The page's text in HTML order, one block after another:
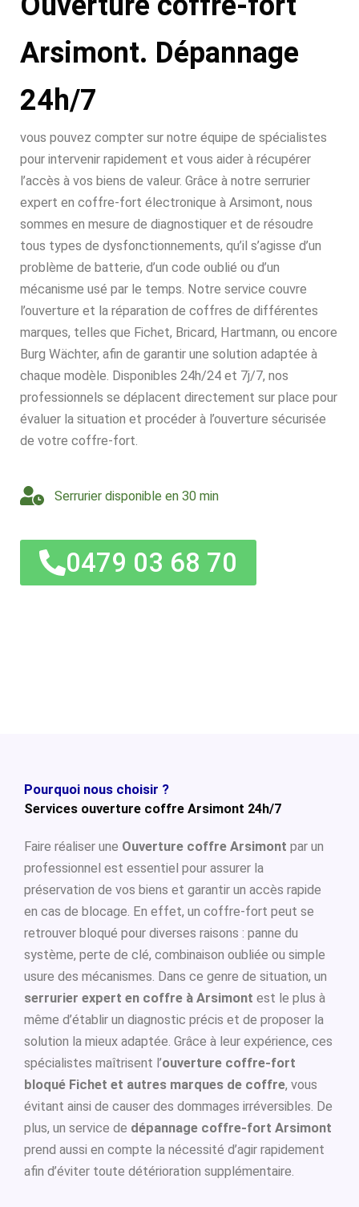
Arsimont. Dépannage
24h/7
vous pouvez compter sur notre équipe de spécialistes
pour intervenir rapidement et vous aider à récupérer
l’accès à vos biens de valeur. Grâce à notre serrurier
expert en coffre-fort électronique à Arsimont, nous
sommes en mesure de diagnostiquer et de résoudre
tous types de dysfonctionnements, qu’il s’agisse d’un
problème de batterie, d’un code oublié ou d’un
mécanisme usé par le temps. Notre service couvre
l’ouverture et la réparation de coffres de différentes
marques, telles que Fichet, Bricard, Hartmann, ou encore
Burg Wächter, afin de garantir une solution adaptée à
chaque modèle. Disponibles 24h/24 et 7j/7, nos
professionnels se déplacent directement sur place pour
évaluer la situation et procéder à l’ouverture sécurisée
de votre coffre-fort.
Serrurier disponible en 30 min
0479 03 68 70
Pourquoi nous choisir ?
Services ouverture coffre Arsimont 24h/7
Faire réaliser une Ouverture coffre Arsimont par un
professionnel est essentiel pour assurer la
préservation de vos biens et garantir un accès rapide
en cas de blocage. En effet, un coffre-fort peut se
retrouver bloqué pour diverses raisons : panne du
système, perte de clé, combinaison oubliée ou simple
usure des mécanismes. Dans ce genre de situation, un
serrurier expert en coffre à Arsimont est le plus à
même d’établir un diagnostic précis et de proposer la
solution la mieux adaptée. Grâce à leur expérience, ces
spécialistes maîtrisent l’ouverture coffre-fort
bloqué Fichet et autres marques de coffre, vous
évitant ainsi de causer des dommages irréversibles. De
plus, un service de dépannage coffre-fort Arsimont
prend aussi en compte la nécessité d’agir rapidement
afin d’éviter toute détérioration supplémentaire.